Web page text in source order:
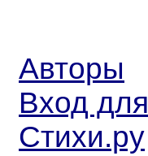
Авторы
Вход
Стихи.ру